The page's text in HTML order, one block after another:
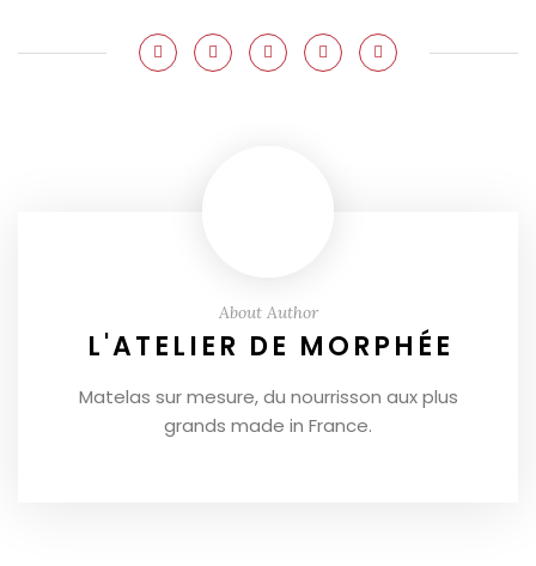
About Author
L'ATELIER DE MORPHÉE
Matelas sur mesure, du nourrisson aux plus
grands made in France.